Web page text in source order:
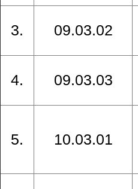
3. 09.03.02
4. 09.03.03
5. 10.03.01